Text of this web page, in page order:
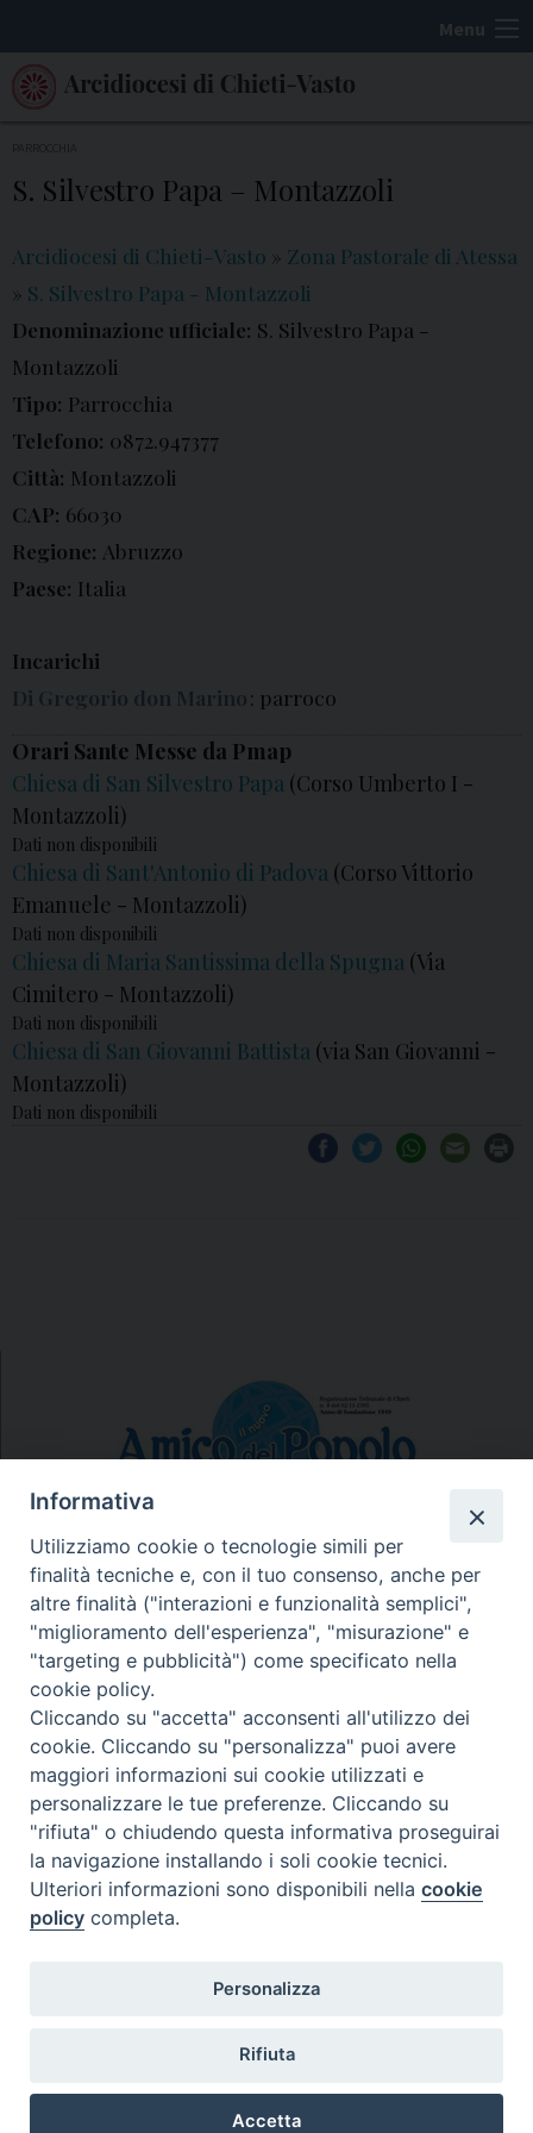
k
Menu
S. Silvestro Papa – Montazzoli
Arcidiocesi di Chieti-Vasto » Zona Pastorale di Atessa
» S. Silvestro Papa - Montazzoli
Denominazione ufficiale: S. Silvestro Papa -
Montazzoli
Tipo: Parrocchia
Telefono: 0872.947377
Città: Montazzoli
CAP: 66030
Regione: Abruzzo
Paese: Italia
Incarichi
Di Gregorio don Marino: parroco
Orari Sante Messe da Pmap
Chiesa di San Silvestro Papa (Corso Umberto I -
Montazzoli)
Dati non disponibili
Chiesa di Sant'Antonio di Padova (Corso Vittorio
Emanuele - Montazzoli)
Dati non disponibili
Chiesa di Maria Santissima della Spugna (Via
Cimitero - Montazzoli)
Dati non disponibili
Chiesa di San Giovanni Battista (via San Giovanni -
Montazzoli)
Dati non disponibili
N.7/8 LUGLIO AGOSTO
N. 6 GIUGNO 2026
N°5 MAGGIO 2026
N° 4 APRILE 2026
Informativa
Utilizziamo cookie o tecnologie simili per
finalità tecniche e, con il tuo consenso, anche per
altre finalità ("interazioni e funzionalità semplici",
"miglioramento dell'esperienza", "misurazione" e
"targeting e pubblicità") come specificato nella
cookie policy.
Cliccando su "accetta" acconsenti all'utilizzo dei
cookie. Cliccando su "personalizza" puoi avere
maggiori informazioni sui cookie utilizzati e
personalizzare le tue preferenze. Cliccando su
"rifiuta" o chiudendo questa informativa proseguirai
la navigazione installando i soli cookie tecnici.
Ulteriori informazioni sono disponibili nellacookie
policy completa.
Personalizza
Rifiuta
Accetta